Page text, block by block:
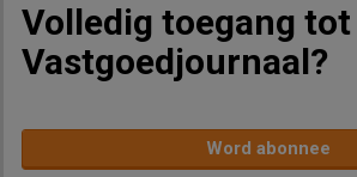
Volledig toegang tot
Vastgoedjournaal?
Word abonnee